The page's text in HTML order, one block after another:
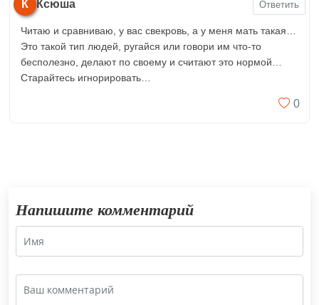
К Ксюша Ответить
Читаю и сравниваю, у вас свекровь, а у меня мать такая…
Это такой тип людей, ругайся или говори им что-то
бесполезно, делают по своему и считают это нормой…
Старайтесь игнорировать…
0
Напишите комментарий